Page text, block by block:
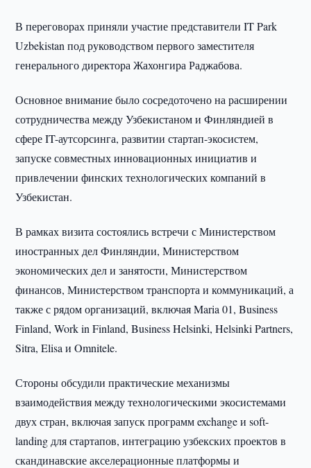
В переговорах приняли участие представители IT Park
Uzbekistan под руководством первого заместителя
генерального директора Жахонгира Раджабова.
Основное внимание было сосредоточено на расширении
сотрудничества между Узбекистаном и Финляндией в
сфере IT-аутсорсинга, развитии стартап-экосистем,
запуске совместных инновационных инициатив и
привлечении финских технологических компаний в
Узбекистан.
В рамках визита состоялись встречи с Министерством
иностранных дел Финляндии, Министерством
экономических дел и занятости, Министерством
финансов, Министерством транспорта и коммуникаций, а
также с рядом организаций, включая Maria 01, Business
Finland, Work in Finland, Business Helsinki, Helsinki Partners,
Sitra, Elisa и Omnitele.
Стороны обсудили практические механизмы
взаимодействия между технологическими экосистемами
двух стран, включая запуск программ exchange и soft-
landing для стартапов, интеграцию узбекских проектов в
скандинавские акселерационные платформы и